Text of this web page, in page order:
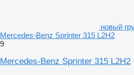
новый
Mercedes-Benz Sprinter 315 L2H2
9
Mercedes-Benz Sprinter 315 L2H2